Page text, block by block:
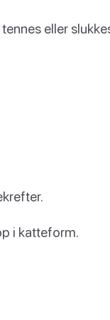
eller
i katteform.